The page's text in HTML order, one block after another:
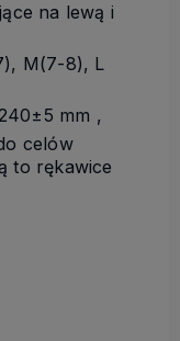
na lewą i
M(7-8), L
mm ,
celów
to rękawice